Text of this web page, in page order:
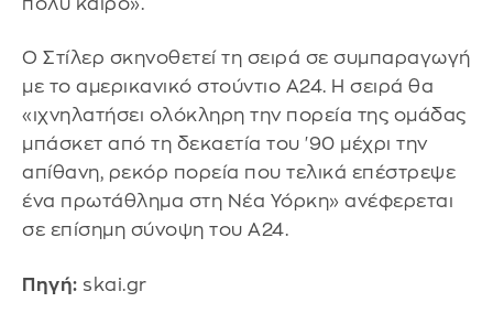
Ο Στίλερ σκηνοθετεί τη σειρά σε συμπαραγωγή
με το αμερικανικό στούντιο A24. Η σειρά θα
«ιχνηλατήσει ολόκληρη την πορεία της ομάδας
μπάσκετ από τη δεκαετία του '90 μέχρι την
απίθανη, ρεκόρ πορεία που τελικά επέστρεψε
ένα πρωτάθλημα στη Νέα Υόρκη» ανέφερεται
σε επίσημη σύνοψη του A24.
Πηγή: skai.gr